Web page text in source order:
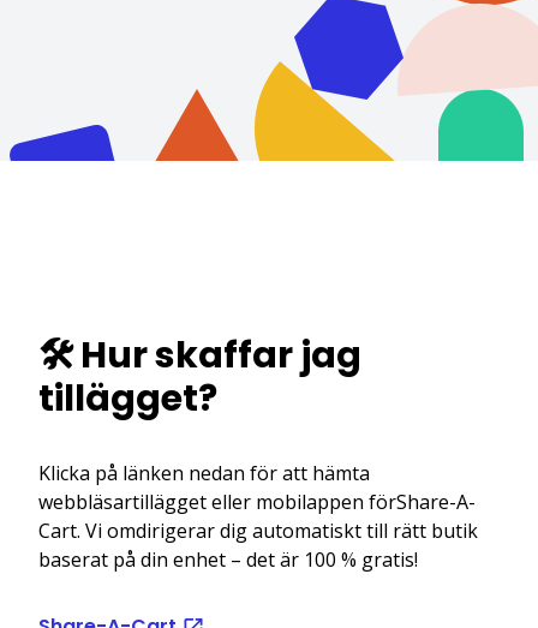
🛠️ Hur skaffar jag
tillägget?
Klicka på länken nedan för att hämta
webbläsartillägget eller mobilappen förShare-A-
Cart. Vi omdirigerar dig automatiskt till rätt butik
baserat på din enhet – det är 100 % gratis!